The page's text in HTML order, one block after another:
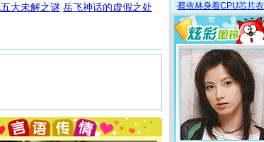
大未解之谜 岳飞神话的虚假之处
你五千万：千万快乐！千万要健康！千万
知足！千万不要忘记我！
样的日子才会想起你,而是这样的日子才
·蔡依林身着CPU芯片衣